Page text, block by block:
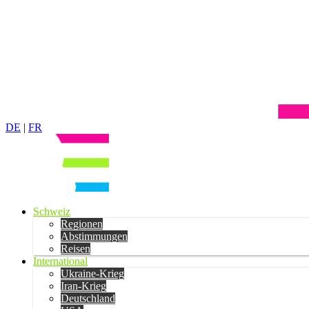
DE | FR
Schweiz
Regionen
Abstimmungen
Reisen
International
Ukraine-Krieg
Iran-Krieg
Deutschland